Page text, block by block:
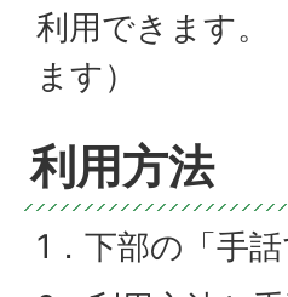
利用できます。
ます）
利用方法
1．下部の「手